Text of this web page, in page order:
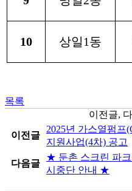
10 상일1동
목록
이전글,
이전글
2025년 가스열펌프
지원사업(4차) 공고
다음글
★ 둔촌 스크린 파크
시중단 안내 ★